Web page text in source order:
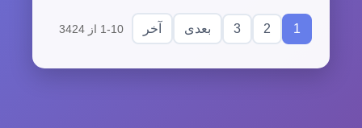
1
2
3 بعدی آخر 1-10 از 3424